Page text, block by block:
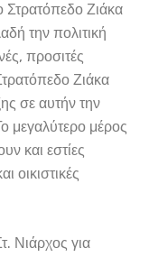
Στρατόπεδο Ζιάκα
την πολιτική
προσιτές
Ζιάκα
σε αυτήν την
μεγαλύτερο μέρος
και εστίες
οικιστικές
Νιάρχος για